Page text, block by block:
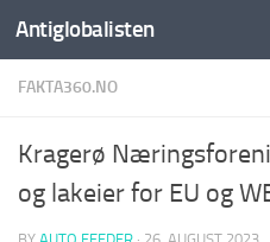
Antiglobalisten
FAKTA360.NO
Kragerø
og lakeier for EU og